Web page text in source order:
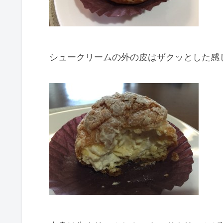
シュークリームの外の皮はザクッとした感